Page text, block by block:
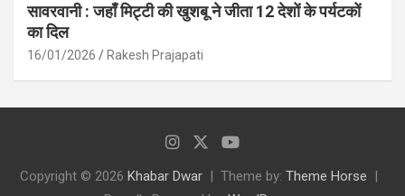
सावरवानी : जहाँ मिट्टी की खुशबू ने जीता 12 देशों के पर्यटकों
का दिल
16/01/2026 Rakesh Prajapati
Copyright © 2026 Khabar Dwar Theme by: Theme Horse